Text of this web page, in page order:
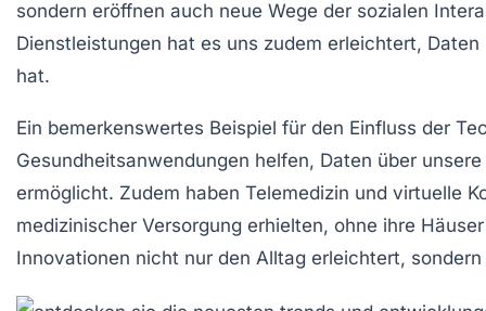
sondern eröffnen auch neue Wege der sozialen
Dienstleistungen hat es uns zudem erleichtert,
hat.
Ein bemerkenswertes Beispiel für den Einfluss der
Gesundheitsanwendungen helfen, Daten über
ermöglicht. Zudem haben Telemedizin und virtuelle
medizinischer Versorgung erhielten, ohne ihre
Innovationen nicht nur den Alltag erleichtert,